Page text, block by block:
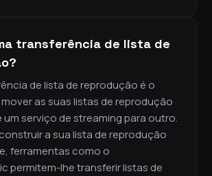
transferência de lista de
de lista de reprodução é o
as suas listas de reprodução
um serviço de streaming para outro.
a sua lista de reprodução
ferramentas como o
permitem-lhe transferir listas de